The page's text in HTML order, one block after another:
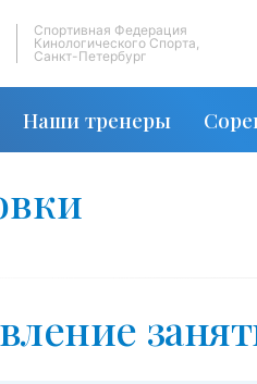
Спортивная Федерация
Кинологического Спорта,
Санкт-Петербург
Наши тренеры